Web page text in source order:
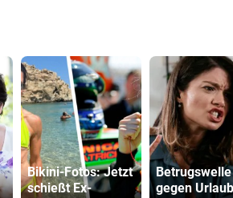
Bikini-Fotos: Jetzt
schießt Ex-
Betrugswelle
gegen